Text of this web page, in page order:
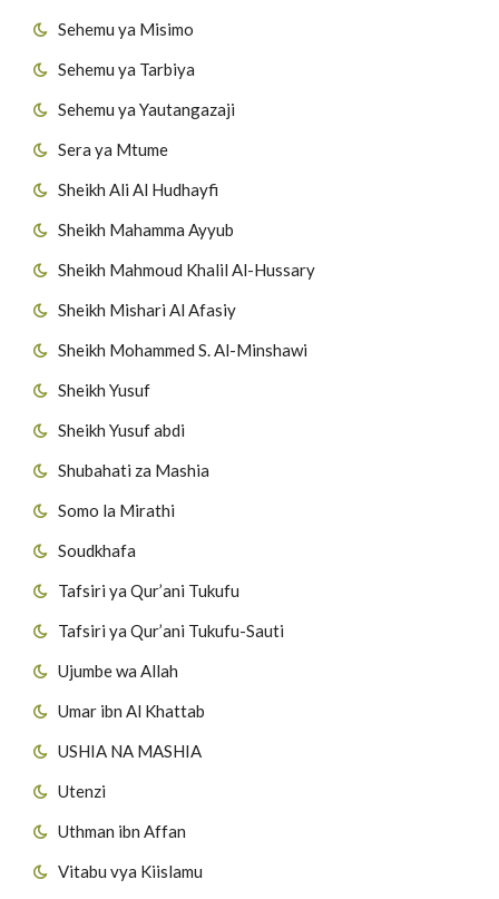
Sehemu ya Misimo
Sehemu ya Tarbiya
Sehemu ya Yautangazaji
Sera ya Mtume
Sheikh Ali Al Hudhayfi
Sheikh Mahamma Ayyub
Sheikh Mahmoud Khalil Al-Hussary
Sheikh Mishari Al Afasiy
Sheikh Mohammed S. Al-Minshawi
Sheikh Yusuf
Sheikh Yusuf abdi
Shubahati za Mashia
Somo la Mirathi
Soudkhafa
Tafsiri ya Qur’ani Tukufu
Tafsiri ya Qur’ani Tukufu-Sauti
Ujumbe wa Allah
Umar ibn Al Khattab
USHIA NA MASHIA
Utenzi
Uthman ibn Affan
Vitabu vya Kiislamu